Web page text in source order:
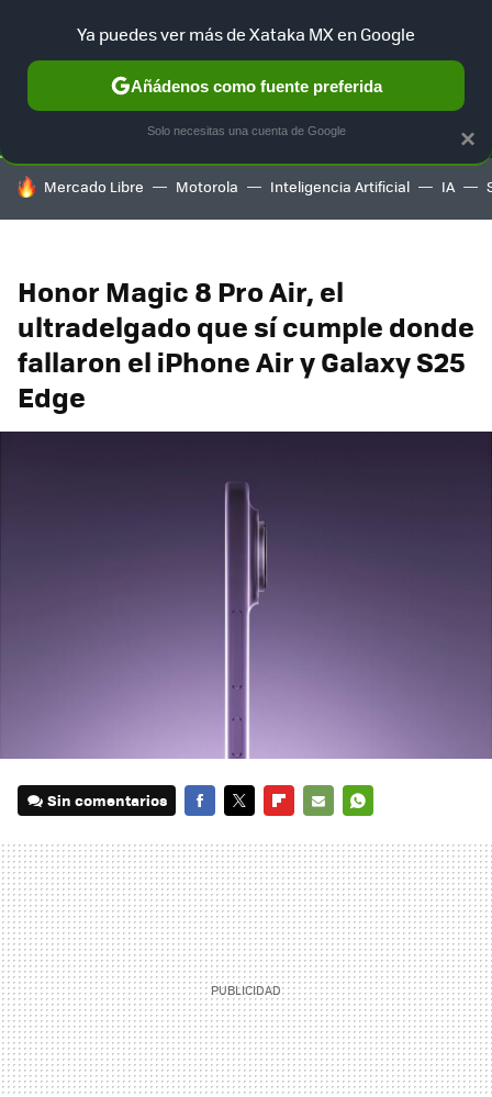
SELECCIÓN GAMING HOME AUTO TERRITORIO
HOY SE HABLA DE
Mercado Libre Motorola Inteligencia Artificial IA
Honor Magic 8 Pro Air, el
ultradelgado que sí cumple donde
fallaron el iPhone Air y Galaxy S25
Edge
Sin comentarios
MAIL
×
Ya puedes ver más de Xataka MX en Google
Añádenos como fuente preferida
Solo necesitas una cuenta de Google